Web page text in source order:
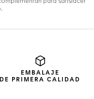
EMBALAJE
DE PRIMERA CALIDAD